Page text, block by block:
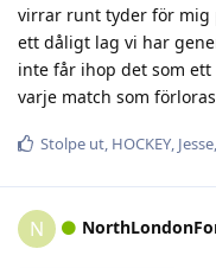
virrar runt tyder för mig
ett dåligt lag vi har
inte får ihop det som
varje match som
Stolpe ut, HOCKEY, Jesse
N